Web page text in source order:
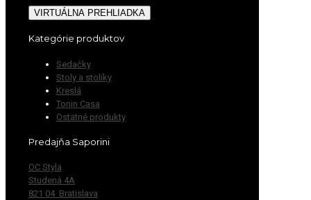
VIRTUÁLNA PREHLIADKA
Kategórie produktov
Sedačky
Stoly a stolíky
Kreslá
Tonin Casa
Ostatné produkty
Predajňa Saporini
OC Styla
Studená 4A
821 04 Bratislava